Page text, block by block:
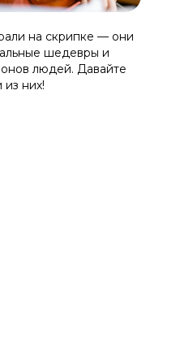
на скрипке — они
шедевры и
людей. Давайте
них!